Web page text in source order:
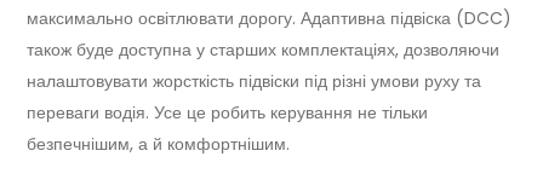
максимально освітлювати дорогу. Адаптивна підвіска (DCC)
також буде доступна у старших комплектаціях, дозволяючи
налаштовувати жорсткість підвіски під різні умови руху та
переваги водія. Усе це робить керування не тільки
безпечнішим, а й комфортнішим.